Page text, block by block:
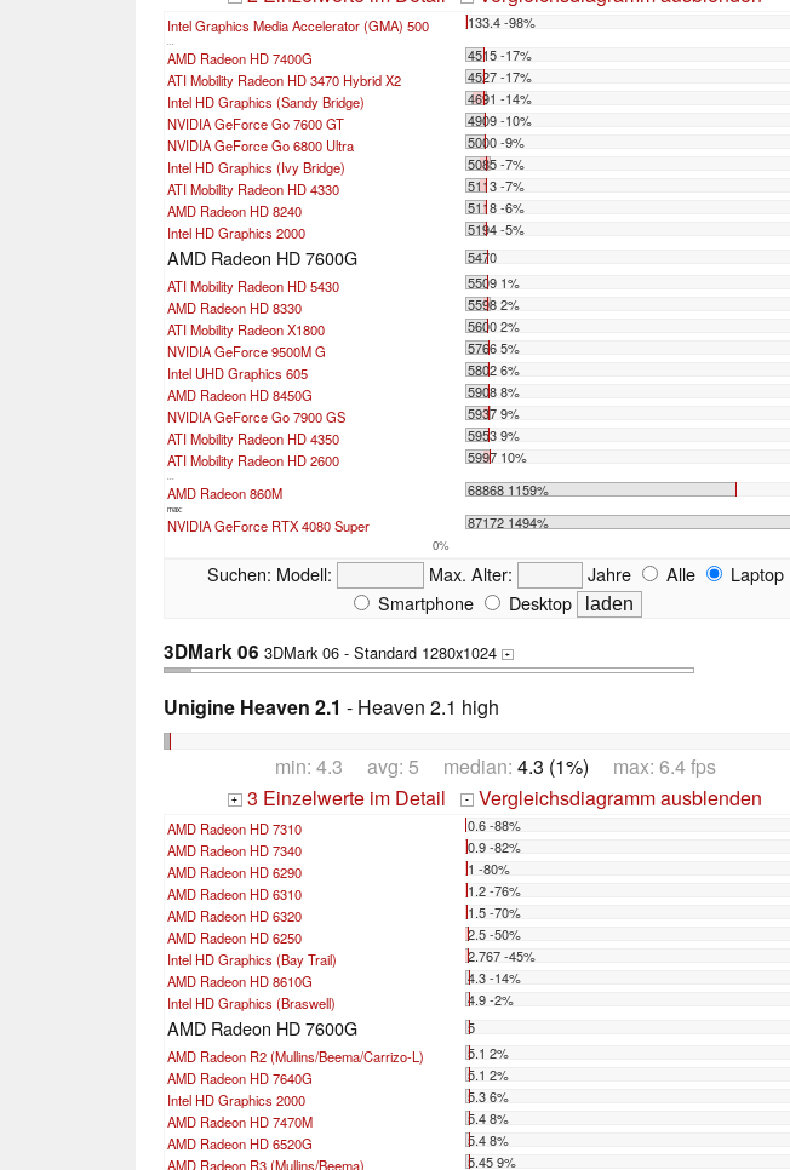
Intel Graphics Media Accelerator (GMA) 500 133.4 -98%
...
AMD Radeon HD 7400G
4515 -17%
ATI Mobility Radeon HD 3470 Hybrid X2
4527 -17%
Intel HD Graphics (Sandy Bridge)
4691 -14%
NVIDIA GeForce Go 7600 GT
4909 -10%
NVIDIA GeForce Go 6800 Ultra
5000 -9%
Intel HD Graphics (Ivy Bridge)
5085 -7%
ATI Mobility Radeon HD 4330
5113 -7%
AMD Radeon HD 8240
5118 -6%
Intel HD Graphics 2000
5194 -5%
AMD Radeon HD 7600G
5470
ATI Mobility Radeon HD 5430
5509 1%
AMD Radeon HD 8330
5598 2%
ATI Mobility Radeon X1800
5600 2%
NVIDIA GeForce 9500M G
5766 5%
Intel UHD Graphics 605
5802 6%
AMD Radeon HD 8450G
5908 8%
NVIDIA GeForce Go 7900 GS
5937 9%
ATI Mobility Radeon HD 4350
5953 9%
ATI Mobility Radeon HD 2600
5997 10%
...
AMD Radeon 860M 68868 1159%
max:
NVIDIA GeForce RTX 4080 Super 87172 1494%
0%
Suchen: Modell: Max. Alter: Jahre Alle
Laptop
Smartphone
Desktop
3DMark 06 3DMark 06 - Standard 1280x1024 +
Unigine Heaven 2.1 - Heaven 2.1 high
min: 4.3 avg: 5 median: 4.3 (1%) max: 6.4 fps
+ 3 Einzelwerte im Detail - Vergleichsdiagramm ausblenden
AMD Radeon HD 7310
0.6 -88%
AMD Radeon HD 7340
0.9 -82%
AMD Radeon HD 6290
1 -80%
AMD Radeon HD 6310
1.2 -76%
AMD Radeon HD 6320
1.5 -70%
AMD Radeon HD 6250
2.5 -50%
Intel HD Graphics (Bay Trail)
2.767 -45%
AMD Radeon HD 8610G
4.3 -14%
Intel HD Graphics (Braswell)
4.9 -2%
AMD Radeon HD 7600G
5
AMD Radeon R2 (Mullins/Beema/Carrizo-L)
5.1 2%
AMD Radeon HD 7640G
5.1 2%
Intel HD Graphics 2000
5.3 6%
AMD Radeon HD 7470M
5.4 8%
AMD Radeon HD 6520G
5.4 8%
AMD Radeon R3 (Mullins/Beema)
5.45 9%